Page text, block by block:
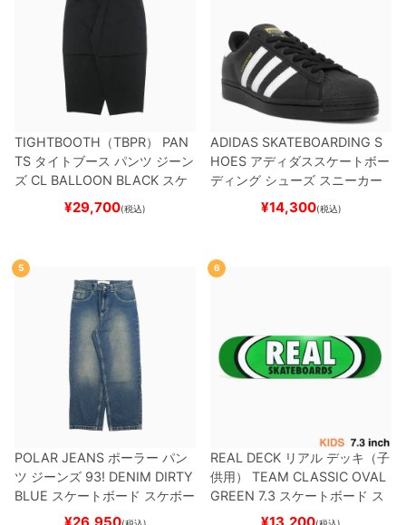
TIGHTBOOTH（TBPR） PAN
TS タイトブース パンツ ジーン
ズ CL BALLOON BLACK スケ
ートボード スケボー
¥29,700(税込)
ADIDAS SKATEBOARDING S
HOES アディダススケートボー
ディング シューズ スニーカー
スーパースター SUPERSTAR A
BLACK/WHITE/WHITE
ー
¥14,300(税込)
5
POLAR JEANS ポーラー パン
ツ ジーンズ 93! DENIM DIRTY
BLUE スケートボード スケボー
6
REAL DECK リアル デッキ（子
供用）
TEAM CLASSIC OVAL
GREEN 7.3 スケートボード ス